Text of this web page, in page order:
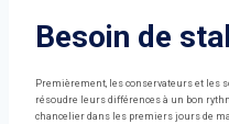
Besoin de
Premièrement, les conservateurs et les
résoudre leurs différences à un bon
chancelier dans les premiers jours de